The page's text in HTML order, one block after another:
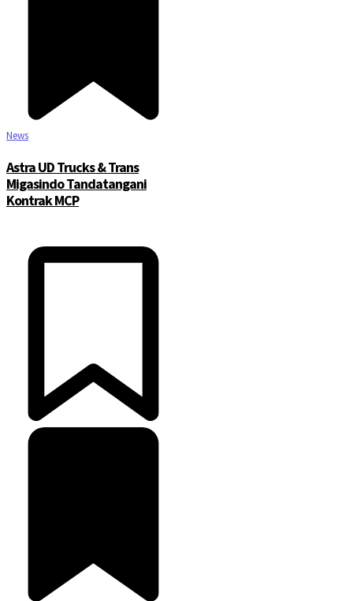
News
Astra UD Trucks & Trans
Migasindo Tandatangani
Kontrak MCP